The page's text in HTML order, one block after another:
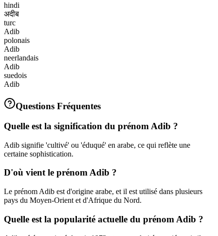
hindi
अदीब
turc
Adib
polonais
Adib
neerlandais
Adib
suedois
Adib
Questions Fréquentes
Quelle est la signification du prénom Adib ?
Adib signifie 'cultivé' ou 'éduqué' en arabe, ce qui reflète une
certaine sophistication.
D'où vient le prénom Adib ?
Le prénom Adib est d'origine arabe, et il est utilisé dans plusieurs
pays du Moyen-Orient et d'Afrique du Nord.
Quelle est la popularité actuelle du prénom Adib ?